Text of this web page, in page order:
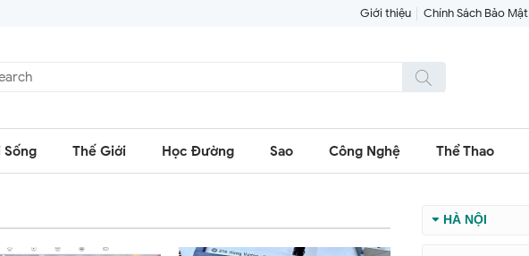
Giới thiệu Chính Sách Bảo Mật
Thế Giới Học Đường Sao Công Nghệ Thể Thao
HÀ NỘI